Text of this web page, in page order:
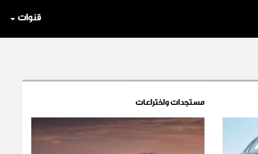
قنوات
مستجدات واختراعات